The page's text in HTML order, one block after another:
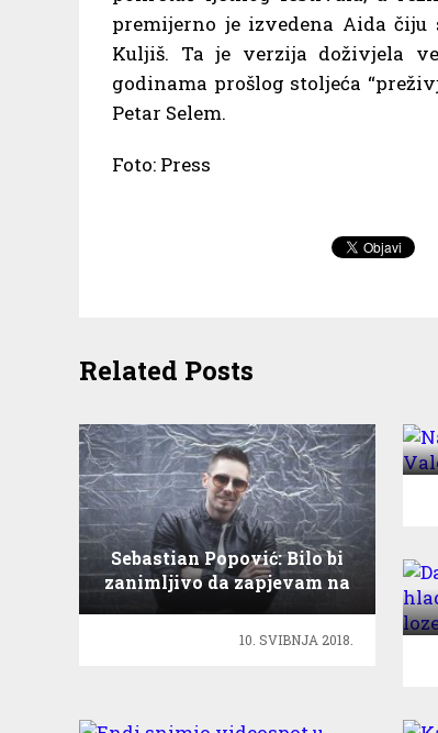
premijerno je izvedena Aida
Kuljiš. Ta je verzija doživjela
godinama prošlog stoljeća
Petar Selem.
Foto: Press
Related Posts
Sebastian Popović: Bilo bi
zanimljivo da zapjevam na
10. SVIBNJA 2018.